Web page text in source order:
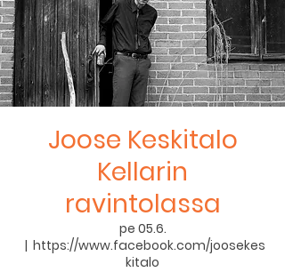
Joose Keskitalo
Kellarin
ravintolassa
pe 05.6.
  |
https://www.facebook.com/joosekes
kitalo